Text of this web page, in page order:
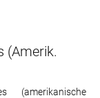
(Amerik.
(amerikanische